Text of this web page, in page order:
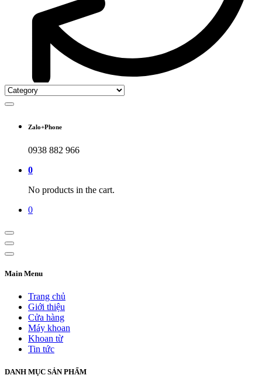
Zalo+Phone
0938 882 966
0
No products in the cart.
0
Main Menu
Trang chủ
Giới thiệu
Cửa hàng
Máy khoan
Khoan từ
Tin tức
DANH MỤC SẢN PHẨM